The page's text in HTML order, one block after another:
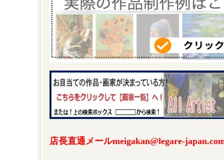
店長直通メールmeigakan@legare-